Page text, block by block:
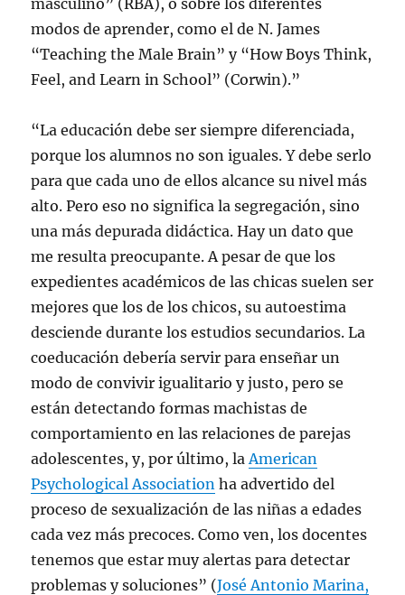
masculino” (RBA), o sobre los diferentes
modos de aprender, como el de N. James
“Teaching the Male Brain” y “How Boys Think,
Feel, and Learn in School” (Corwin).”
“La educación debe ser siempre diferenciada,
porque los alumnos no son iguales. Y debe serlo
para que cada uno de ellos alcance su nivel más
alto. Pero eso no significa la segregación, sino
una más depurada didáctica. Hay un dato que
me resulta preocupante. A pesar de que los
expedientes académicos de las chicas suelen ser
mejores que los de los chicos, su autoestima
desciende durante los estudios secundarios. La
coeducación debería servir para enseñar un
modo de convivir igualitario y justo, pero se
están detectando formas machistas de
comportamiento en las relaciones de parejas
adolescentes, y, por último, laAmerican
Psychological Association ha advertido del
proceso de sexualización de las niñas a edades
cada vez más precoces. Como ven, los docentes
tenemos que estar muy alertas para detectar
problemas y soluciones” (José Antonio Marina,